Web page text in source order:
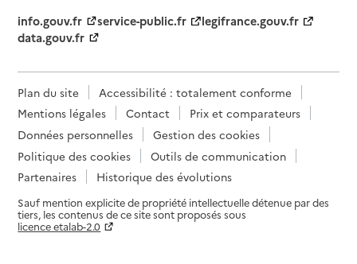
info.gouv.fr
service-public.fr
legifrance.gouv.fr
data.gouv.fr
Plan du site
Accessibilité : totalement conforme
Mentions légales
Contact
Prix et comparateurs
Données personnelles
Gestion des cookies
Politique des cookies
Outils de communication
Partenaires
Historique des évolutions
Sauf mention explicite de propriété intellectuelle détenue par des
tiers, les contenus de ce site sont proposés sous
licence etalab-2.0